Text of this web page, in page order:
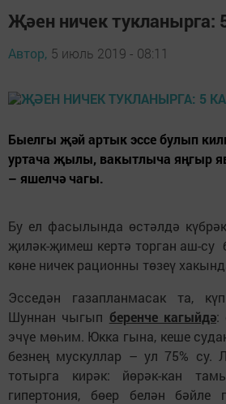
Җәен ничек тукланырга:
Автор, 5 июль 2019 - 08:11
Быелгы җәй артык эссе булып
уртача җылы, вакытлыча яңгыр
– яшелчә чагы.
Бу ел фасылында өстәлдә
җиләк-җимеш кертә торган аш-су
көне ничек рационны төзеү
Эсседән газапланмасак та,
Шуннан чыгып беренче кагыйдә:
эчүе мөһим. Юкка гына, кеше
безнең мускуллар – ул 75% су.
тотырга кирәк: йөрәк-кан
гипертония, бөер белән бәйле